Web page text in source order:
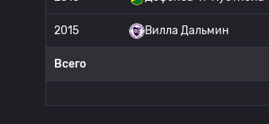
2015 Вилла Дальмин
Всего